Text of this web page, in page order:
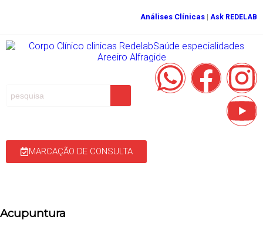
Análises Clínicas Ask REDELAB
MARCAÇÃO DE CONSULTA
Acupuntura